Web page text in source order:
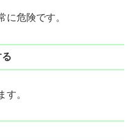
に危険です。
す。